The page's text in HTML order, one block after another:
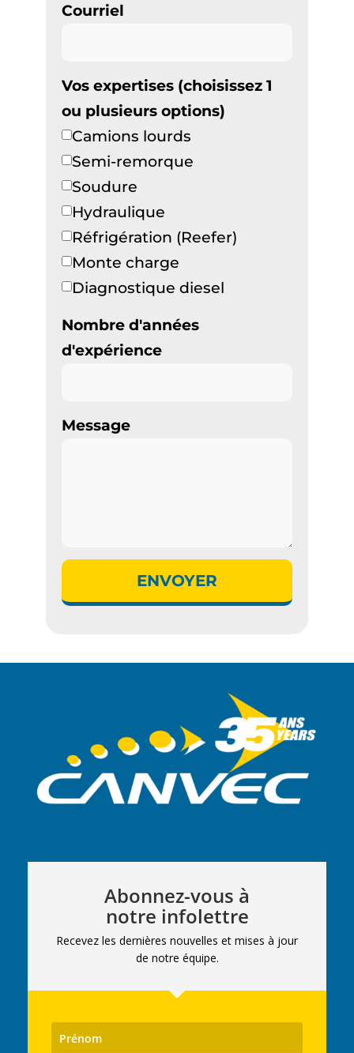
Courriel
Vos expertises (choisissez 1
ou plusieurs options)
Camions lourds
Semi-remorque
Soudure
Hydraulique
Réfrigération (Reefer)
Monte charge
Diagnostique diesel
Nombre d'années
d'expérience
Message
ENVOYER
Abonnez-vous à
notre infolettre
Recevez les dernières nouvelles et mises à jour
de notre équipe.